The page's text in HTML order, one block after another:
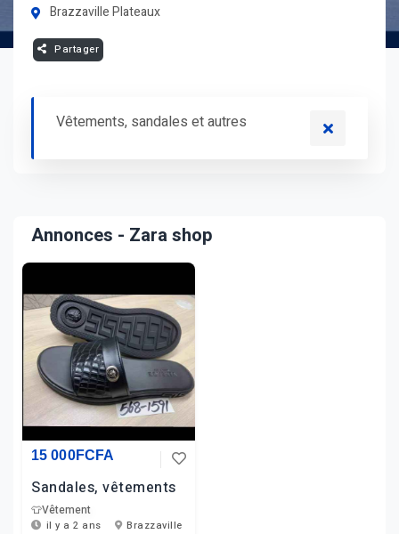
Brazzaville Plateaux
Partager
Vêtements, sandales et autres
Annonces - Zara shop
15 000FCFA
Sandales, vêtements
👕Vêtement
il y a 2 ans Brazzaville